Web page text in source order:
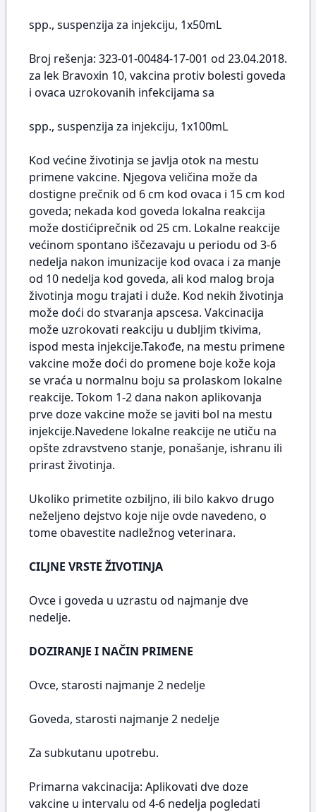
spp., suspenzija za injekciju, 1x50mL
Broj rešenja: 323-01-00484-17-001 od 23.04.2018.
za lek Bravoxin 10, vakcina protiv bolesti goveda
i ovaca uzrokovanih infekcijama sa
spp., suspenzija za injekciju, 1x100mL
Kod većine životinja se javlja otok na mestu
primene vakcine. Njegova veličina može da
dostigne prečnik od 6 cm kod ovaca i 15 cm kod
goveda; nekada kod goveda lokalna reakcija
može dostićiprečnik od 25 cm. Lokalne reakcije
većinom spontano iščezavaju u periodu od 3-6
nedelja nakon imunizacije kod ovaca i za manje
od 10 nedelja kod goveda, ali kod malog broja
životinja mogu trajati i duže. Kod nekih životinja
može doći do stvaranja apscesa. Vakcinacija
može uzrokovati reakciju u dubljim tkivima,
ispod mesta injekcije.Takođe, na mestu primene
vakcine može doći do promene boje kože koja
se vraća u normalnu boju sa prolaskom lokalne
reakcije. Tokom 1-2 dana nakon aplikovanja
prve doze vakcine može se javiti bol na mestu
injekcije.Navedene lokalne reakcije ne utiču na
opšte zdravstveno stanje, ponašanje, ishranu ili
prirast životinja.
Ukoliko primetite ozbiljno, ili bilo kakvo drugo
neželjeno dejstvo koje nije ovde navedeno, o
tome obavestite nadležnog veterinara.
CILJNE VRSTE ŽIVOTINJA
Ovce i goveda u uzrastu od najmanje dve
nedelje.
DOZIRANJE I NAČIN PRIMENE
Ovce, starosti najmanje 2 nedelje
Goveda, starosti najmanje 2 nedelje
Za subkutanu upotrebu.
Primarna vakcinacija: Aplikovati dve doze
vakcine u intervalu od 4-6 nedelja pogledati